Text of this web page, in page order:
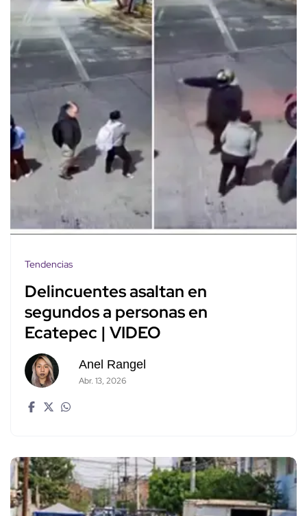
Tendencias
Delincuentes asaltan en
segundos a personas en
Ecatepec | VIDEO
Anel Rangel
Abr. 13, 2026